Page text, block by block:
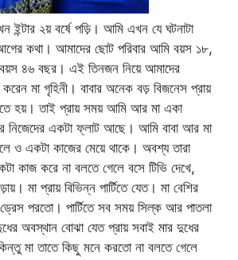
ইন্টার ২য় বর্ষে পড়ি। আমি এখন যে ঘটনাটা
কথা। আমাদের ছোট পরিবার আমি বয়স ১৮,
৪৬ বছর। এই তিনজন নিয়ে আমাদের
করেন মা গৃহিনী। বাবার অনেক বড় বিজনেস প্রায়
হয়। তাই প্রায় সময় আমি আর মা একা
নিজেদের একটা ফ্লাট আছে। আমি বাবা আর মা
ও একটা কাজের মেয়ে থাকে। অবশ্য তারা
কাজ করে না বলতে গেলে বসে টিভি দেখে,
মা প্রায় বিভিন্ন পার্টিতে যেত। মা বেশির
পরতো। পার্টিতে সব সময় সিল্ক আর পাতলা
অবস্থান বোঝা যেত প্রায় সবাই মার দুধের
মা তাতে কিছু মনে করতো না বলতে গেলে